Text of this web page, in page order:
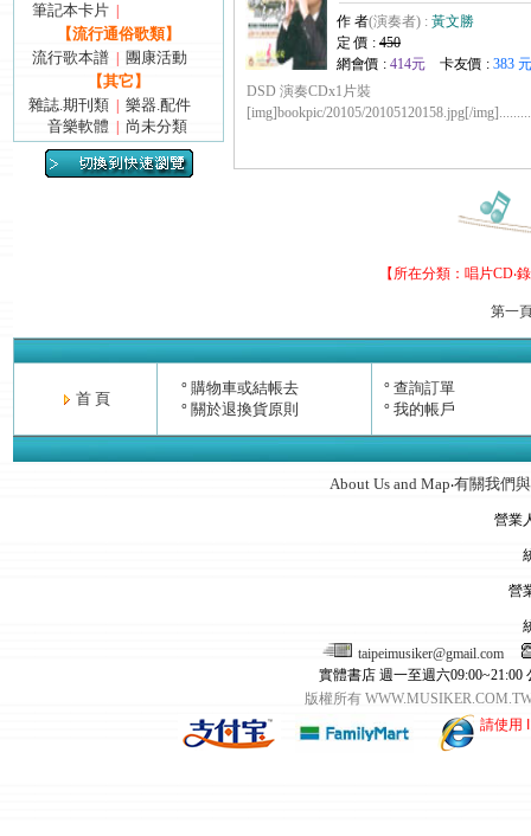
筆記本卡片
【流行通俗歌類】
流行歌本譜
團康活動
【其它】
雜誌.期刊類
樂器.配件
音樂軟體
尚未分類
作 者(演奏者) : 黃文勝
定 價 : 450
網會價 : 414元 卡友價 : 383 元
DSD 演奏CDx1片裝
[img]bookpic/20105/20105120158.jpg[/img].........
【所在分類： 唱片CD‧
第一
首 頁
° 購物車或結帳去
° 關於退換貨原則
° 查詢訂單
° 我的帳戶
About Us and Map‧有關我們
營業
營
taipeimusiker@gmail.com
實體書店 週一至週六09:00~21:00
版權所有
請使用